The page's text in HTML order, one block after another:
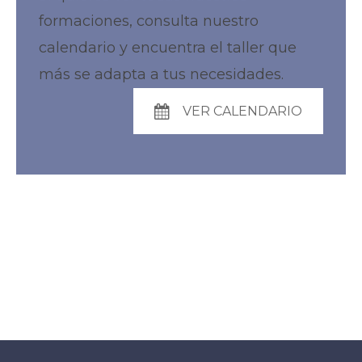
formaciones, consulta nuestro
calendario y encuentra el taller que
más se adapta a tus necesidades.
VER CALENDARIO